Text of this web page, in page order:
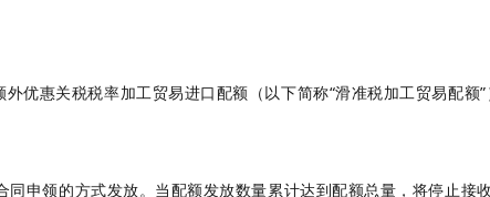
优惠关税税率加工贸易进口配额 （以下简称“滑准税加工贸易配额
申领的方式发放。当配额发放数量累计达到配额总量，将停止接收